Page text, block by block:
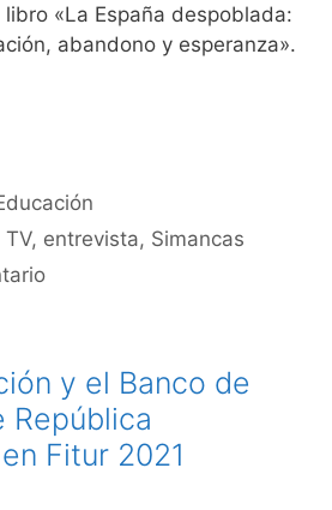
«La España despoblada:
abandono y esperanza».
TV, entrevista, Simancas
y el Banco de
República
Fitur 2021